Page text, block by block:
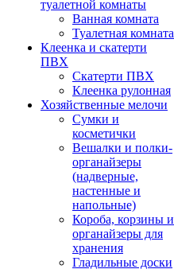
туалетной комнаты
Ванная комната
Туалетная комната
Клеенка и скатерти
ПВХ
Скатерти ПВХ
Клеенка рулонная
Хозяйственные мелочи
Сумки и
косметички
Вешалки и полки-
органайзеры
(надверные,
настенные и
напольные)
Короба, корзины и
органайзеры для
хранения
Гладильные доски